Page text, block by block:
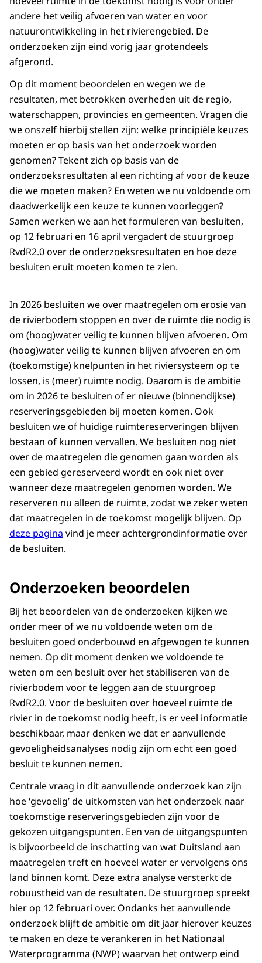
andere het veilig afvoeren van water en voor
natuurontwikkeling in het rivierengebied. De
onderzoeken zijn eind vorig jaar grotendeels
afgerond.
Op dit moment beoordelen en wegen we de
resultaten, met betrokken overheden uit de regio,
waterschappen, provincies en gemeenten. Vragen die
we onszelf hierbij stellen zijn: welke principiële keuzes
moeten er op basis van het onderzoek worden
genomen? Tekent zich op basis van de
onderzoeksresultaten al een richting af voor de keuze
die we moeten maken? En weten we nu voldoende om
daadwerkelijk een keuze te kunnen voorleggen?
Samen werken we aan het formuleren van besluiten,
op 12 februari en 16 april vergadert de stuurgroep
RvdR2.0 over de onderzoeksresultaten en hoe deze
besluiten eruit moeten komen te zien.
In 2026 besluiten we over maatregelen om erosie van
de rivierbodem stoppen en over de ruimte die nodig is
om (hoog)water veilig te kunnen blijven afvoeren. Om
(hoog)water veilig te kunnen blijven afvoeren en om
(toekomstige) knelpunten in het riviersysteem op te
lossen, is (meer) ruimte nodig. Daarom is de ambitie
om in 2026 te besluiten of er nieuwe (binnendijkse)
reserveringsgebieden bij moeten komen. Ook
besluiten we of huidige ruimtereserveringen blijven
bestaan of kunnen vervallen. We besluiten nog niet
over de maatregelen die genomen gaan worden als
een gebied gereserveerd wordt en ook niet over
wanneer deze maatregelen genomen worden. We
reserveren nu alleen de ruimte, zodat we zeker weten
dat maatregelen in de toekomst mogelijk blijven. Op
deze pagina vind je meer achtergrondinformatie over
de besluiten.
Onderzoeken beoordelen
Bij het beoordelen van de onderzoeken kijken we
onder meer of we nu voldoende weten om de
besluiten goed onderbouwd en afgewogen te kunnen
nemen. Op dit moment denken we voldoende te
weten om een besluit over het stabiliseren van de
rivierbodem voor te leggen aan de stuurgroep
RvdR2.0. Voor de besluiten over hoeveel ruimte de
rivier in de toekomst nodig heeft, is er veel informatie
beschikbaar, maar denken we dat er aanvullende
gevoeligheidsanalyses nodig zijn om echt een goed
besluit te kunnen nemen.
Centrale vraag in dit aanvullende onderzoek kan zijn
hoe ‘gevoelig’ de uitkomsten van het onderzoek naar
toekomstige reserveringsgebieden zijn voor de
gekozen uitgangspunten. Een van de uitgangspunten
is bijvoorbeeld de inschatting van wat Duitsland aan
maatregelen treft en hoeveel water er vervolgens ons
land binnen komt. Deze extra analyse versterkt de
robuustheid van de resultaten. De stuurgroep spreekt
hier op 12 februari over. Ondanks het aanvullende
onderzoek blijft de ambitie om dit jaar hierover keuzes
te maken en deze te verankeren in het Nationaal
Waterprogramma (NWP) waarvan het ontwerp eind